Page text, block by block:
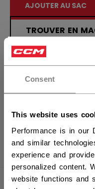
Consent
This website uses
Performance is in our
and similar
experience and
personalized content.
website functions and
Vous
produits
AJOUTER AU SAC
TROUVER EN
PHOTOS DU